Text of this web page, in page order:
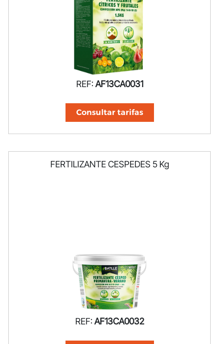
REF:AF13CA0031
Consultar tarifas
FERTILIZANTE CESPEDES 5 Kg
REF:AF13CA0032